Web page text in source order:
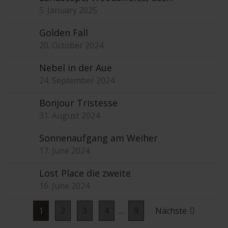
5. January 2025
Golden Fall
20. October 2024
Nebel in der Aue
24. September 2024
Bonjour Tristesse
31. August 2024
Sonnenaufgang am Weiher
17. June 2024
Lost Place die zweite
16. June 2024
Seitennummerierung
der
1 2 3 4 … 9 Nächste